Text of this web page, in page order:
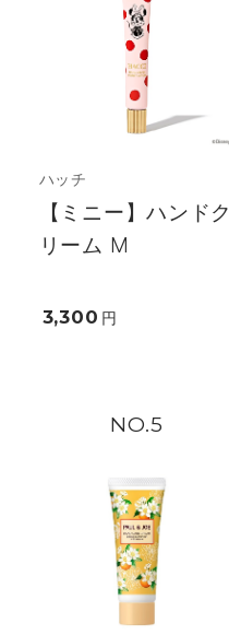
ハッチ
【ミニー】ハンドク
リーム M
3,300 円
5